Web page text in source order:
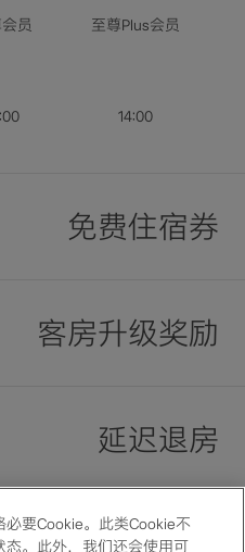
员
至尊Plus会员
14:00
免费住宿券
客房升级奖励
延迟退房
要Cookie。此类Cookie不
。此外，我们还会使用可